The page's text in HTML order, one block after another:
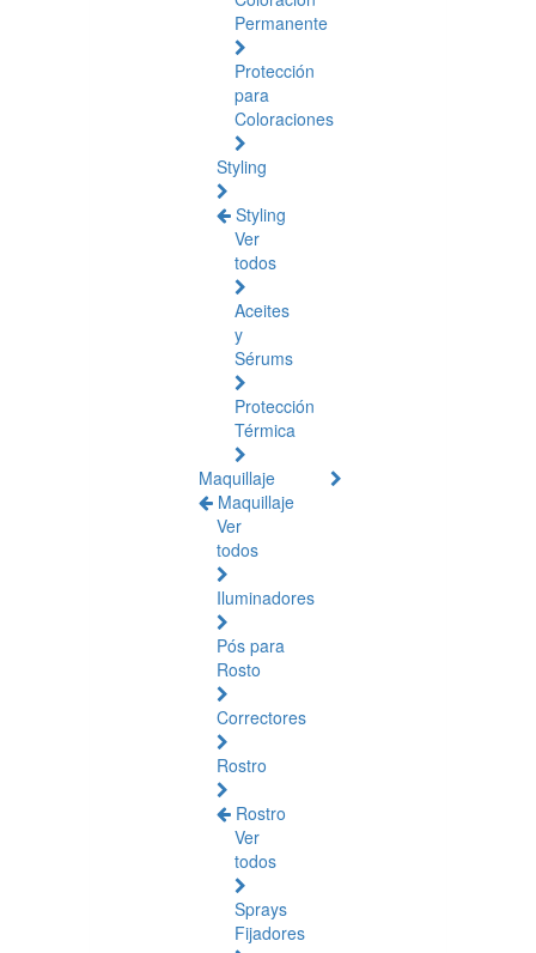
Permanente
Protección
para
Coloraciones
Styling
Styling
Ver
todos
Aceites
y
Sérums
Protección
Térmica
Maquillaje
Maquillaje
Ver
todos
Iluminadores
Pós para
Rosto
Correctores
Rostro
Rostro
Ver
todos
Sprays
Fijadores